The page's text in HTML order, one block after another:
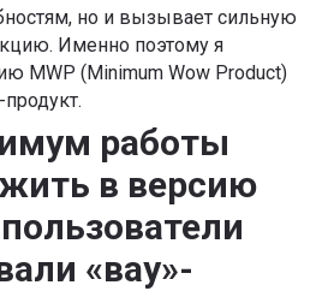
но и вызывает сильную
Именно поэтому я
MWP (Minimum Wow Product)
работы
в версию
«вау»-